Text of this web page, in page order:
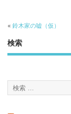
« 鈴木家の嘘（仮）
検索